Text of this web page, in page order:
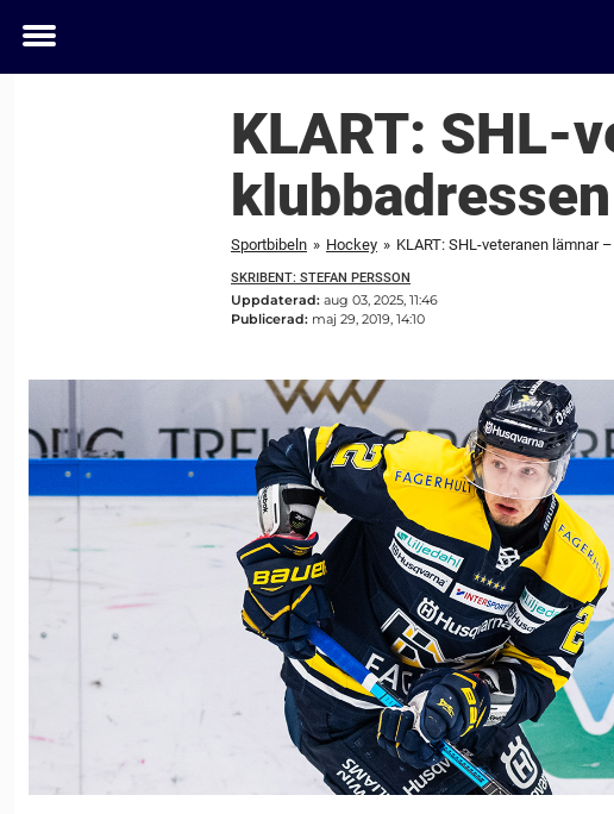
Toggle
KLART: SHL-
klubbadressen
Sportbibeln » Hockey » KLART: SHL-veteranen lämnar
SKRIBENT: STEFAN PERSSON
Uppdaterad: aug 03, 2025, 11:46
Publicerad: maj 29, 2019, 14:10